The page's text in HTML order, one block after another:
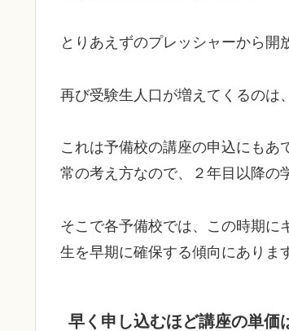
とりあえずのプレッシャーから開
再び受験生人口が増えてくるのは
これは予備校の講座の申込にもあ
常の考え方なので、２年目以降の
そこで各予備校では、この時期に
生を早期に確保する傾向にありま
早く申し込むほど講座の単価